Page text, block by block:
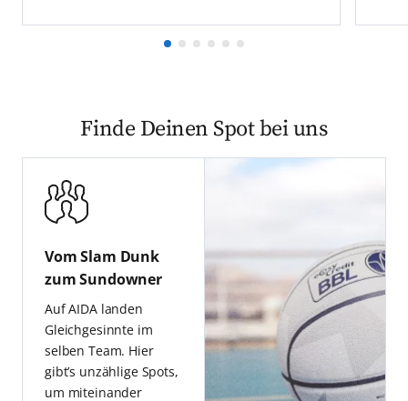
Finde Deinen Spot bei uns
Auf AIDA landen
Gleichgesinnte im
selben Team. Hier
gibt’s unzählige Spots,
um miteinander
Vom Slam Dunk
zum Sundowner